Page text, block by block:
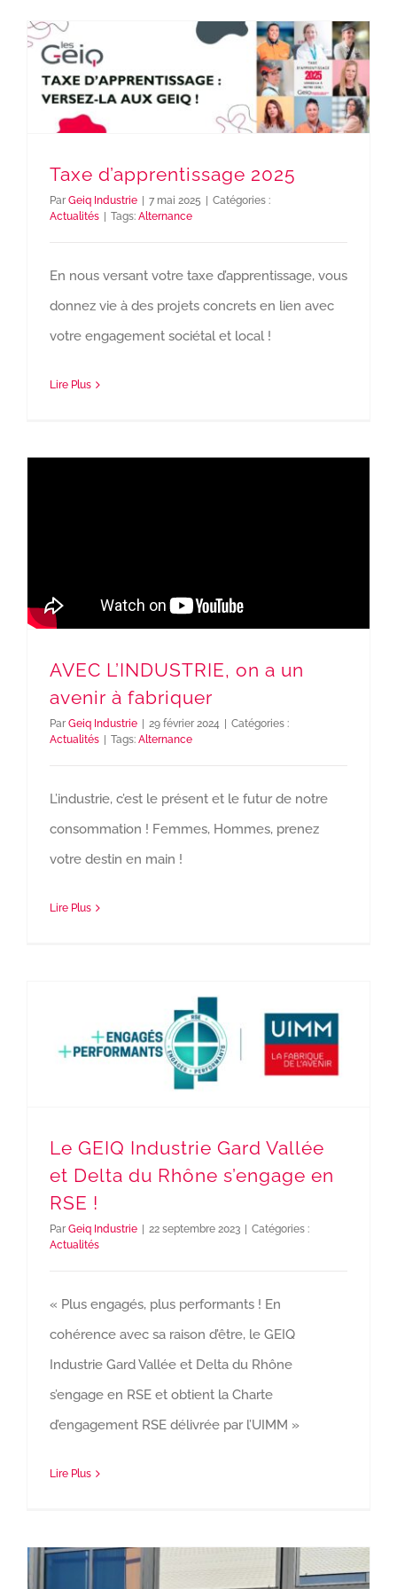
Taxe d’apprentissage 2025
Par Geiq Industrie | 7 mai 2025 | Catégories :
Actualités | Tags: Alternance
En nous versant votre taxe d’apprentissage, vous
donnez vie à des projets concrets en lien avec
votre engagement sociétal et local !
Lire Plus
AVEC L’INDUSTRIE, on a un
avenir à fabriquer
Par Geiq Industrie 29 février 2024
Catégories :
Actualités
Tags: Alternance
L’industrie, c’est le présent et le futur de notre
consommation ! Femmes, Hommes, prenez
votre destin en main !
Lire Plus
Le GEIQ Industrie Gard Vallée
et Delta du Rhône s’engage en
RSE !
Par Geiq Industrie 22 septembre 2023
Catégories :
Actualités
« Plus engagés, plus performants ! En
cohérence avec sa raison d’être, le GEIQ
Industrie Gard Vallée et Delta du Rhône
s’engage en RSE et obtient la Charte
d’engagement RSE délivrée par l’UIMM »
Lire Plus